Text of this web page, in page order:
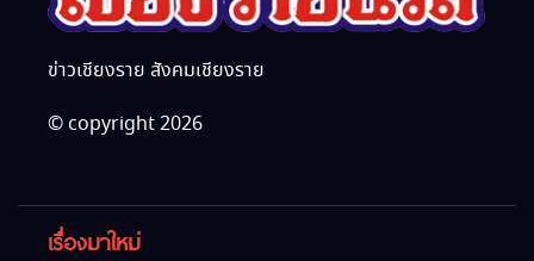
ข่าวเชียงราย สังคมเชียงราย
© copyright 2026
เรื่องมาใหม่